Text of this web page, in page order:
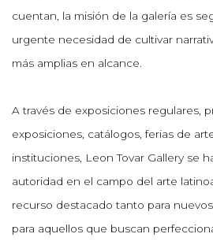
cuentan, la misión de la galería es
urgente necesidad de cultivar
más amplias en alcance.
A través de exposiciones regulares,
exposiciones, catálogos, ferias de
instituciones, Leon Tovar Gallery se
autoridad en el campo del arte
recurso destacado tanto para
para aquellos que buscan